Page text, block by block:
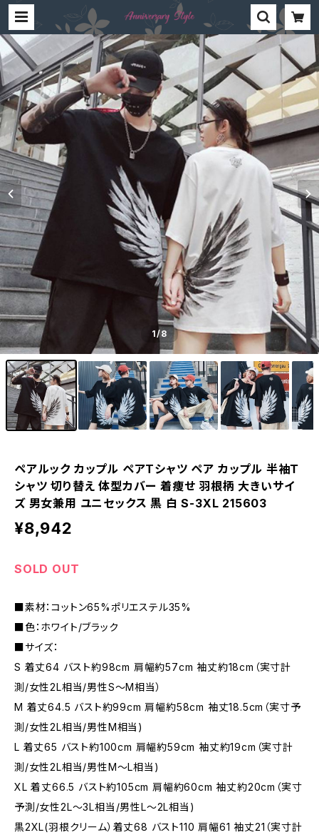
1/8
ペアルック カップル ペアTシャツ ペア カップル 半袖Ｔ
シャツ 切り替え 体型カバー 着痩せ 羽根柄 大きいサイ
ズ 男女兼用 ユニセックス 黒 白 S-3XL 215603
¥8,942
SOLD OUT
■素材：コットン65%ポリエステル35%
■色：ホワイト/ブラック
■サイズ：
S 着丈64 バスト約98cm 肩幅約57cm 袖丈約18cm（実寸計
測/女性2L相当/男性S～M相当）
M 着丈64.5 バスト約99cm 肩幅約58cm 袖丈18.5cm（実寸予
測/女性2L相当/男性M相当)
L 着丈65 バスト約100cm 肩幅約59cm 袖丈約19cm（実寸計
測/女性2L相当/男性M～L相当)
XL 着丈66.5 バスト約105cm 肩幅約60cm 袖丈約20cm（実寸
予測/女性2L～3L相当/男性L～2L相当)
黒2XL(羽根クリーム）着丈68 バスト110 肩幅61 袖丈21（実寸計